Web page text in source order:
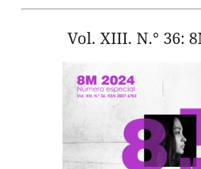
Vol. XIII. N.° 36: